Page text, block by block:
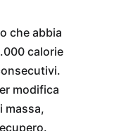
che abbia
calorie
modifica
massa,